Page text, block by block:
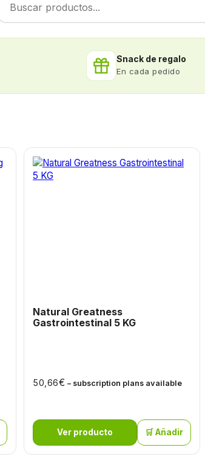
Snack de regalo
En cada pedido
Natural Greatness
Gastrointestinal 5 KG
50,66€ – subscription plans available
Ver producto 🛒 Añadir